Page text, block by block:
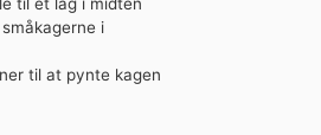
i
til at pynte kagen